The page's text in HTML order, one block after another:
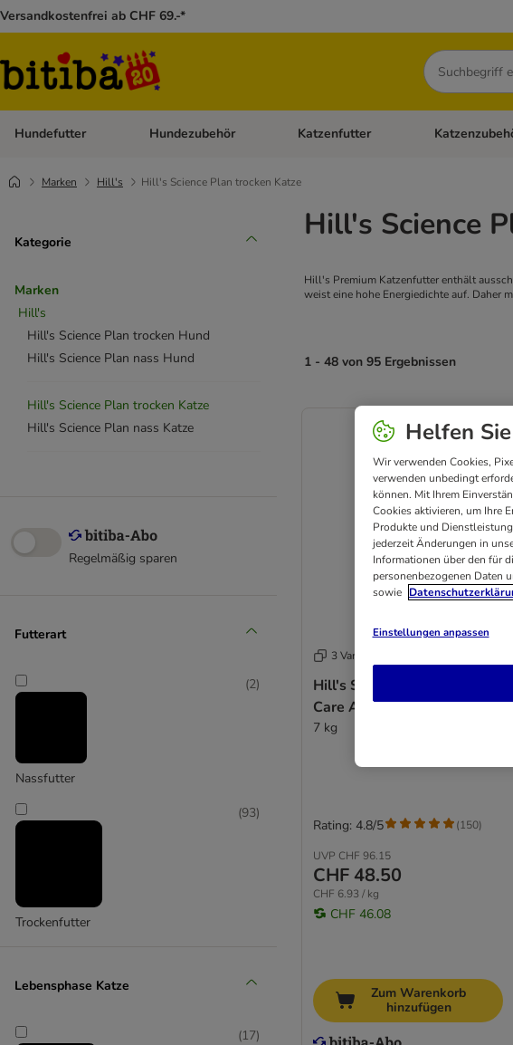
Versandkostenfrei ab CHF 69.-*
Suchen
Hundefutter Kategorie-Menü öffnen: Hundefutter
Hundezubehör Kategorie-Menü öffnen: Hundezubehör
Katzenfutter Kategorie-
Marken Hill's Hill's Science Plan trocken Katze
Kategorie
Marken
Hill's
Hill's Science Plan trocken Hund
Hill's Science Plan nass Hund
Hill's Science Plan trocken Katze
Hill's Science Plan nass Katze
Regelmäßig sparen
Futterart
Nassfutter
(2)
Trockenfutter
(93)
Lebensphase Katze
(17)
Hill's Science
Hill's Premium Katzenfutter enthält
weist eine hohe Energiedichte auf. Daher
1 - 48 von 95 Ergebnissen
3 Varianten
Hill's Science Plan Oral
Care Adult 1+ Huhn
7 kg
UVP CHF 96.15
CHF 48.50
CHF 6.93 / kg
CHF 46.08
Rating: 4.8/5 (150)
Zum Warenkorb
hinzufügen
Helfen
Wir verwenden Cookies,
verwenden unbedingt
können. Mit Ihrem
Cookies aktivieren, um Ihre
Produkte und
jederzeit Änderungen in
Informationen über den für
personenbezogenen Daten
sowie
Einstellungen anpassen